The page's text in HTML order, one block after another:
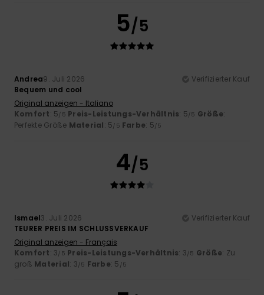
5/5
Andrea9. Juli 2026
Verifizierter Kauf
Bequem und cool
Original anzeigen - Italiano
Komfort: 5/5 Preis-Leistungs-Verhältnis: 5/5 Größe:
Perfekte Größe Material: 5/5 Farbe: 5/5
4/5
Ismael3. Juli 2026
Verifizierter Kauf
TEURER PREIS IM SCHLUSSVERKAUF
Original anzeigen - Français
Komfort: 3/5 Preis-Leistungs-Verhältnis: 3/5 Größe: Zu
groß Material: 3/5 Farbe: 5 /5